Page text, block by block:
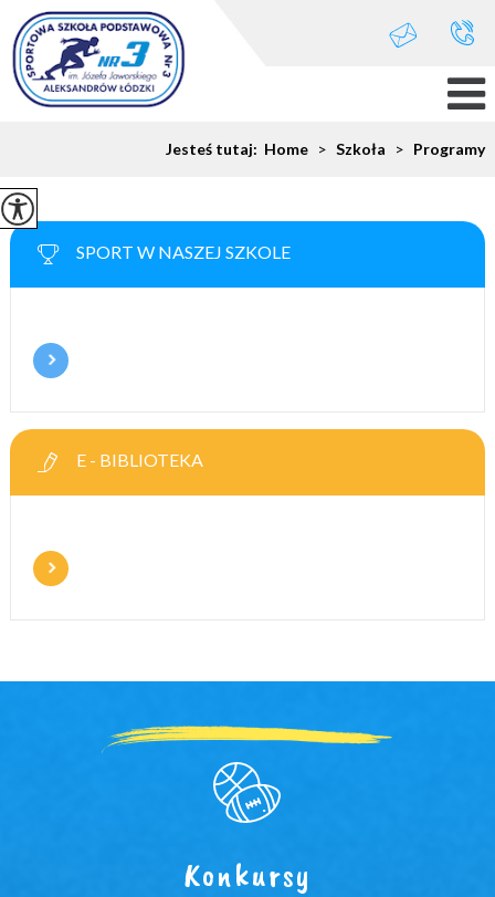
Jesteś tutaj: Home > Szkoła > Programy
SPORT W NASZEJ SZKOLE
E - BIBLIOTEKA
Konkursy